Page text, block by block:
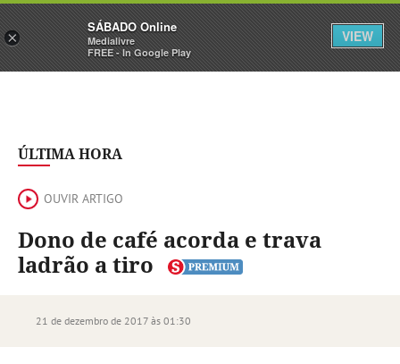
Sábado Assine Iniciar Sessão
ÚLTIMA HORA
OUVIR ARTIGO
Dono de café acorda e trava
ladrão a tiro
21 de dezembro de 2017 às 01:30
×
SÁBADO Online
Medialivre
FREE - In Google Play
VIEW